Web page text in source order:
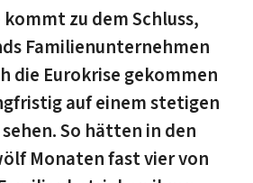
kommt zu dem Schluss,
Familienunternehmen
die Eurokrise gekommen
auf einem stetigen
So hätten in den
Monaten fast vier von